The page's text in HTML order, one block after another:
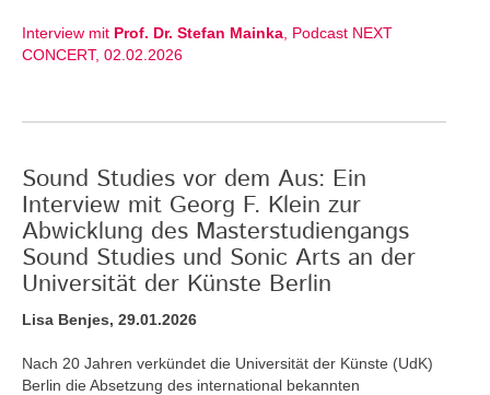
Interview mit Prof. Dr. Stefan Mainka , Podcast NEXT
CONCERT, 02.02.2026
Sound Studies vor dem Aus: Ein
Interview mit Georg F. Klein zur
Abwicklung des Masterstudiengangs
Sound Studies und Sonic Arts an der
Universität der Künste Berlin
Lisa Benjes, 29.01.2026
Nach 20 Jahren verkündet die Universität der Künste (UdK)
Berlin die Absetzung des international bekannten